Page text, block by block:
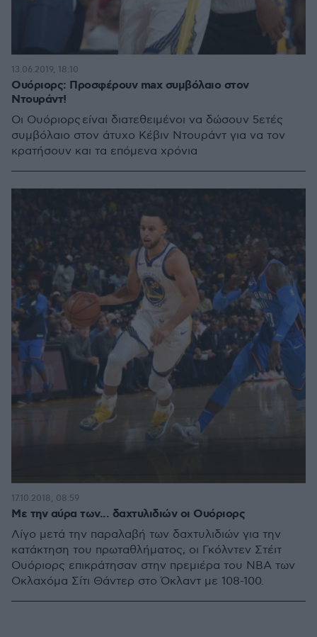
Oυόριορς: Προσφέρουν max συμβόλαιο στον
Ντουράντ!
Oι Ουόριορς είναι διατεθειμένοι να δώσουν 5ετές
συμβόλαιο στον άτυχο Κέβιν Ντουράντ για να τον
κρατήσουν και τα επόμενα χρόνια
13.06.2019, 18:10
Με την αύρα των... δαχτυλιδιών οι Ουόριορς
Λίγο μετά την παραλαβή των δαχτυλιδιών για την
κατάκτηση του πρωταθλήματος, οι Γκόλντεν Στέιτ
Ουόριορς επικράτησαν στην πρεμιέρα του ΝΒΑ των
Οκλαχόμα Σίτι Θάντερ στο Όκλαντ με 108-100.
17.10.2018, 08:59